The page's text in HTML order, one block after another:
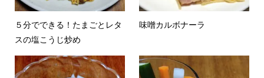
５分でできる！たまごとレタ
スの塩こうじ炒め
味噌カルボナーラ